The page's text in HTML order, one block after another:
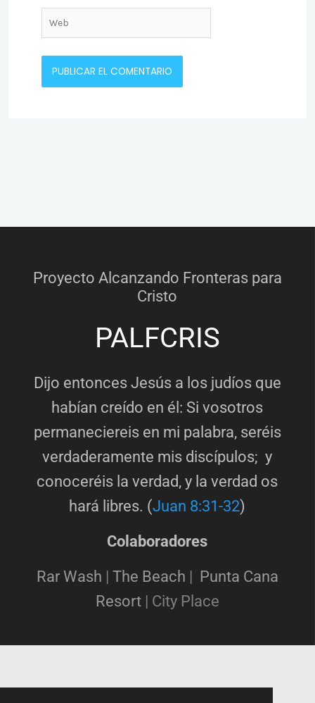
Web
Proyecto Alcanzando Fronteras para
Cristo
PALFCRIS
Dijo entonces Jesús a los judíos que
habían creído en él: Si vosotros
permaneciereis en mi palabra, seréis
verdaderamente mis discípulos; y
conoceréis la verdad, y la verdad os
hará libres. (Juan 8:31-32)
Colaboradores
Rar Wash | The Beach | Punta Cana
Resort| City Place